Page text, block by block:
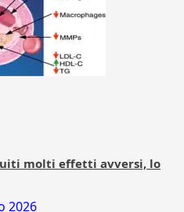
molti effetti avversi, lo
2026